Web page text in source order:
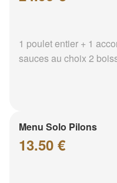
1 poulet entier + 1
sauces au choix 2
Menu Solo Pilons
13.50 €